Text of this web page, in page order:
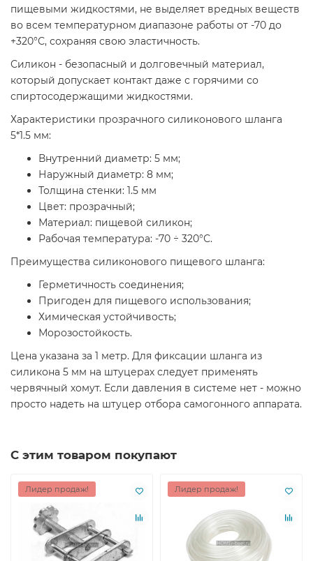
пищевыми жидкостями, не выделяет вредных веществ
во всем температурном диапазоне работы от -70 до
+320°С, сохраняя свою эластичность.
Силикон - безопасный и долговечный материал,
который допускает контакт даже с горячими со
спиртосодержащими жидкостями.
Характеристики прозрачного силиконового шланга
5*1.5 мм:
Внутренний диаметр: 5 мм;
Наружный диаметр: 8 мм;
Толщина стенки: 1.5 мм
Цвет: прозрачный;
Материал: пищевой силикон;
Рабочая температура: -70 ÷ 320°С.
Преимущества силиконового пищевого шланга:
Герметичность соединения;
Пригоден для пищевого использования;
Химическая устойчивость;
Морозостойкость.
Цена указана за 1 метр. Для фиксации шланга из
силикона 5 мм на штуцерах следует применять
червячный хомут. Если давления в системе нет - можно
просто надеть на штуцер отбора самогонного аппарата.
С этим товаром покупают
Лидер продаж! Лидер продаж!